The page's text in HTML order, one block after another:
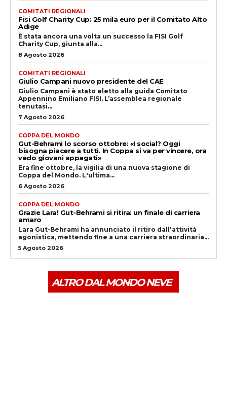
COMITATI REGIONALI
Fisi Golf Charity Cup: 25 mila euro per il Comitato Alto
Adige
È stata ancora una volta un successo la FISI Golf
Charity Cup, giunta alla...
8 Agosto 2026
COMITATI REGIONALI
Giulio Campani nuovo presidente del CAE
Giulio Campani è stato eletto alla guida Comitato
Appennino Emiliano FISI. L’assemblea regionale
tenutasi...
7 Agosto 2026
COPPA DEL MONDO
Gut-Behrami lo scorso ottobre: «I social? Oggi
bisogna piacere a tutti. In Coppa si va per vincere, ora
vedo giovani appagati»
Era fine ottobre, la vigilia di una nuova stagione di
Coppa del Mondo. L'ultima...
6 Agosto 2026
COPPA DEL MONDO
Grazie Lara! Gut-Behrami si ritira: un finale di carriera
amaro
Lara Gut-Behrami ha annunciato il ritiro dall'attività
agonistica, mettendo fine a una carriera straordinaria...
5 Agosto 2026
ALTRO DAL MONDO NEVE